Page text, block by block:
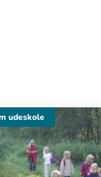
udeskole